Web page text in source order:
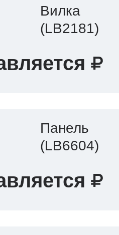
Вилка
(LB2181)
Панель
(LB6604)